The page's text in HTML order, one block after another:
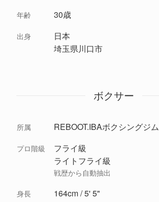
年齢 30歳
出身
日本
埼玉県川口市
ボクサー
所属 REBOOT.IBAボクシングジム
プロ階級
フライ級
ライトフライ級
戦歴から自動抽出
身長 164cm / 5' 5"